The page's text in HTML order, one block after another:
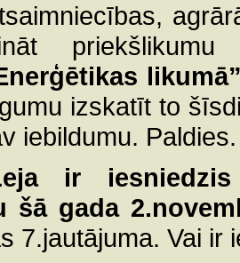
priekšlikumu
izskatīt to
iebildumu. Paldies.
ir iesniedzis
šā gada
7.jautājuma. Vai ir